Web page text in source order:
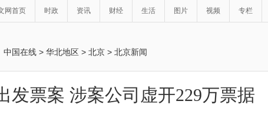
网首页 时政 资讯 财经 生活 图片 视频 专栏
中国在线 > 华北地区 > 北京 > 北京新闻
发票案 涉案公司虚开229万票据